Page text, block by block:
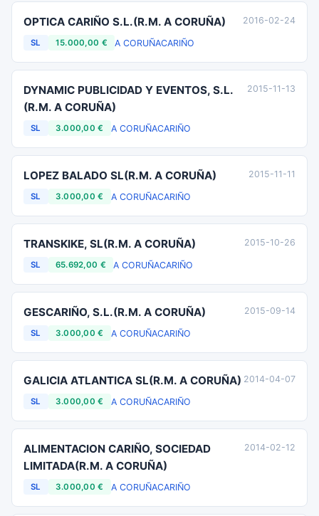
OPTICA CARIÑO S.L.(R.M. A CORUÑA)
SL 15.000,00 € A CORUÑACARIÑO
2016-02-24
DYNAMIC PUBLICIDAD Y EVENTOS, S.L.
(R.M. A CORUÑA)
SL 3.000,00 € A CORUÑACARIÑO
2015-11-13
LOPEZ BALADO SL(R.M. A CORUÑA)
SL 3.000,00 € A CORUÑACARIÑO
2015-11-11
TRANSKIKE, SL(R.M. A CORUÑA)
SL 65.692,00 € A CORUÑACARIÑO
2015-10-26
GESCARIÑO, S.L.(R.M. A CORUÑA)
SL 3.000,00 € A CORUÑACARIÑO
2015-09-14
GALICIA ATLANTICA SL(R.M. A CORUÑA)
SL 3.000,00 € A CORUÑACARIÑO
2014-04-07
ALIMENTACION CARIÑO, SOCIEDAD
LIMITADA(R.M. A CORUÑA)
SL 3.000,00 € A CORUÑACARIÑO
2014-02-12